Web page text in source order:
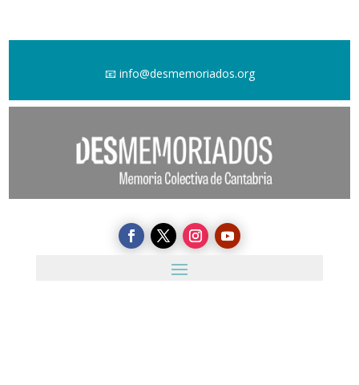
📧 info@desmemoriados.org